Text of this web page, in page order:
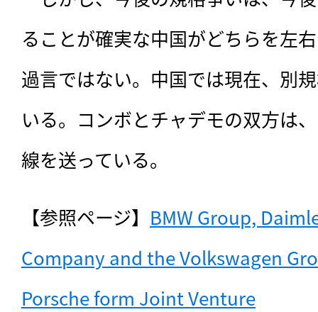
ることが確実な中国がどちらを左
過言ではない。中国では現在、別
いる。コンボとチャデモの双方は
線を送っている。
【参照ページ】 BMW Group,
Company and the Volkswagen
Porsche form Joint Venture